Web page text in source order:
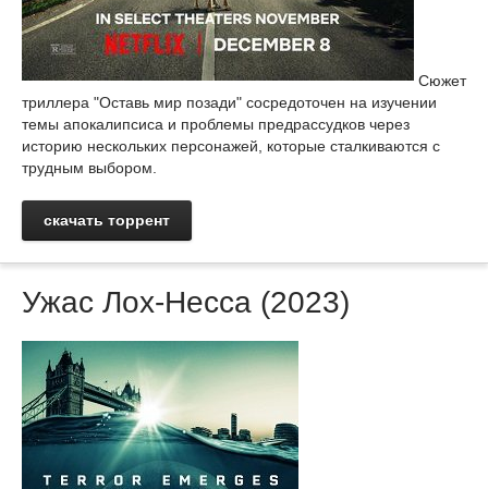
Сюжет
триллера "Оставь мир позади" сосредоточен на изучении
темы апокалипсиса и проблемы предрассудков через
историю нескольких персонажей, которые сталкиваются с
трудным выбором.
скачать торрент
Ужас Лох-Несса (2023)